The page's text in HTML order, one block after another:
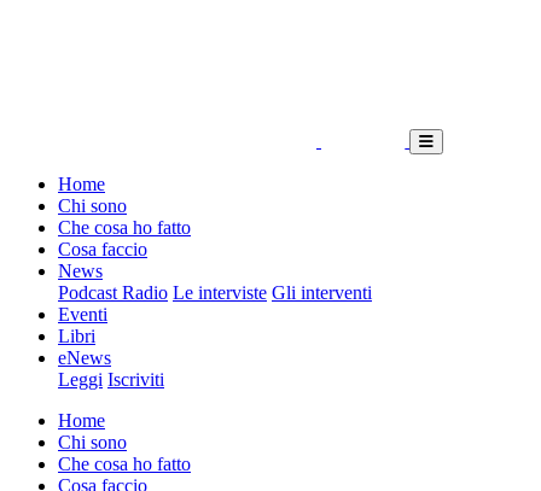
Home
Chi sono
Che cosa ho fatto
Cosa faccio
News
Podcast Radio Le interviste Gli interventi
Eventi
Libri
eNews
Leggi Iscriviti
Home
Chi sono
Che cosa ho fatto
Cosa faccio